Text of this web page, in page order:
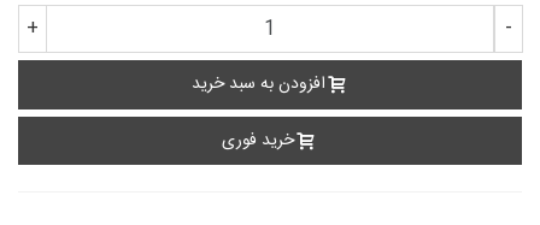
-
+
افزودن به سبد خرید
خرید فوری